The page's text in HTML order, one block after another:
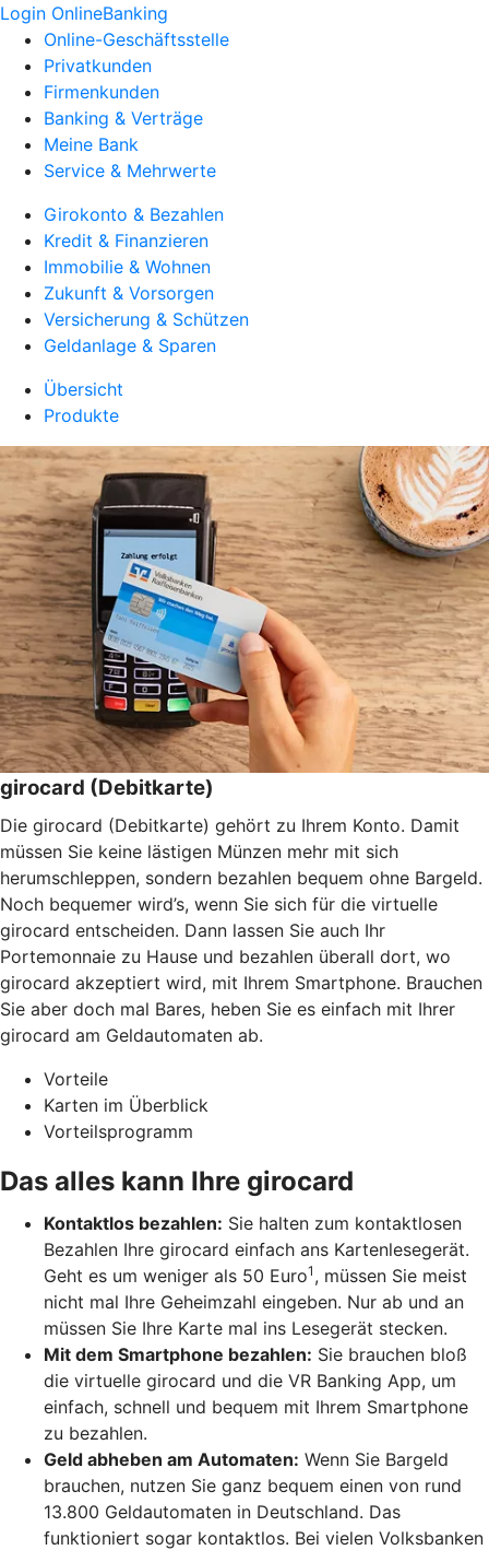
Login OnlineBanking
Online-Geschäftsstelle
Privatkunden
Firmenkunden
Banking & Verträge
Meine Bank
Service & Mehrwerte
Girokonto & Bezahlen
Kredit & Finanzieren
Immobilie & Wohnen
Zukunft & Vorsorgen
Versicherung & Schützen
Geldanlage & Sparen
Übersicht
Produkte
girocard (Debitkarte)
Die girocard (Debitkarte) gehört zu Ihrem Konto. Damit
müssen Sie keine lästigen Münzen mehr mit sich
herumschleppen, sondern bezahlen bequem ohne Bargeld.
Noch bequemer wird’s, wenn Sie sich für die virtuelle
girocard entscheiden. Dann lassen Sie auch Ihr
Portemonnaie zu Hause und bezahlen überall dort, wo
girocard akzeptiert wird, mit Ihrem Smartphone. Brauchen
Sie aber doch mal Bares, heben Sie es einfach mit Ihrer
girocard am Geldautomaten ab.
Vorteile
Karten im Überblick
Vorteilsprogramm
Das alles kann Ihre girocard
Kontaktlos bezahlen: Sie halten zum kontaktlosen
Bezahlen Ihre girocard einfach ans Kartenlesegerät.
Geht es um weniger als 50 Euro1 , müssen Sie meist
nicht mal Ihre Geheimzahl eingeben. Nur ab und an
müssen Sie Ihre Karte mal ins Lesegerät stecken.
Mit dem Smartphone bezahlen: Sie brauchen bloß
die virtuelle girocard und die VR Banking App, um
einfach, schnell und bequem mit Ihrem Smartphone
zu bezahlen.
Geld abheben am Automaten: Wenn Sie Bargeld
brauchen, nutzen Sie ganz bequem einen von rund
13.800 Geldautomaten in Deutschland. Das
funktioniert sogar kontaktlos. Bei vielen Volksbanken